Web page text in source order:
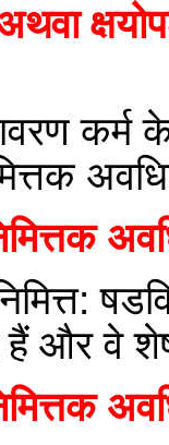
कर्म
और वे शेष